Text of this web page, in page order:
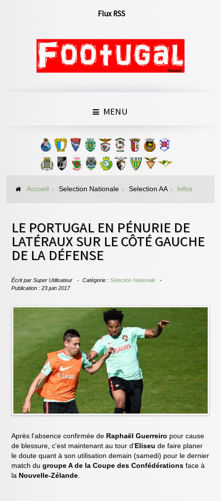
Flux RSS
MENU
Accueil Selection Nationale Selection AA Infos
LE PORTUGAL EN PÉNURIE DE
LATÉRAUX SUR LE CÔTÉ GAUCHE
DE LA DÉFENSE
Écrit parSuper Utilisateur Catégorie :Selection Nationale
Publication : 23 juin 2017
Après l'absence confirmée de Raphaël Guerreiro pour cause
de blessure, c'est maintenant au tour d' Eliseu de faire planer
le doute quant à son utilisation demain (samedi) pour le dernier
match dugroupe A de la Coupe des Confédérations face à
laNouvelle-Zélande.